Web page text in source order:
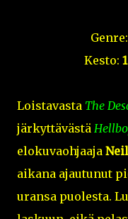
Genre:
Kesto:
Loistavasta The
järkyttävästä
elokuvaohjaaja
aikana ajautunut
uransa puolesta.